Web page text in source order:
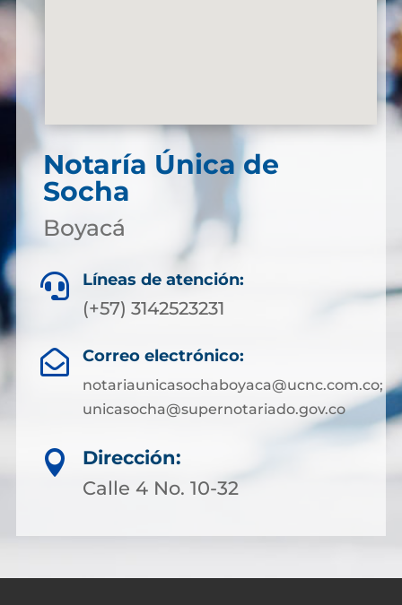
Notaría Única de
Socha
Boyacá
 Líneas de atención:
(+57) 3142523231
 Correo electrónico:
notariaunicasochaboyaca@ucnc.com.co;
unicasocha@supernotariado.gov.co

Dirección:
Calle 4 No. 10-32